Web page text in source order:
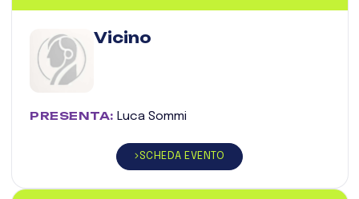
Vicino
PRESENTA: Luca Sommi
SCHEDA EVENTO